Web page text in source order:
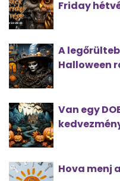
Friday
A
Halloween
Van egy
Hova menj